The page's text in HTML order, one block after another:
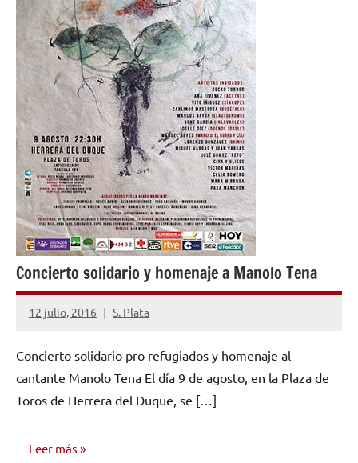
Concierto solidario y homenaje a Manolo Tena
12 julio, 2016 S. Plata
No
comentarios
Concierto solidario pro refugiados y homenaje al
cantante Manolo Tena El día 9 de agosto, en la Plaza de
Toros de Herrera del Duque, se […]
Leer más